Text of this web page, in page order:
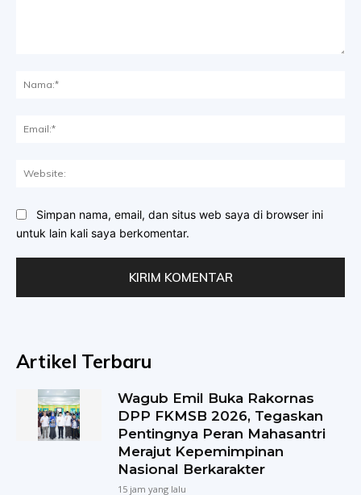
Simpan nama, email, dan situs web saya di browser ini
untuk lain kali saya berkomentar.
Artikel Terbaru
Wagub Emil Buka Rakornas
DPP FKMSB 2026, Tegaskan
Pentingnya Peran Mahasantri
Merajut Kepemimpinan
Nasional Berkarakter
15 jam yang lalu